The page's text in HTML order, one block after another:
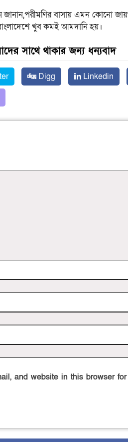
বাসায় এমন কোনো
বাংলাদেশে খুব কমই আমদানি হয়।
সাথে থাকার জন্য ধন্যবাদ
Digg Linkedin
and website in this browser